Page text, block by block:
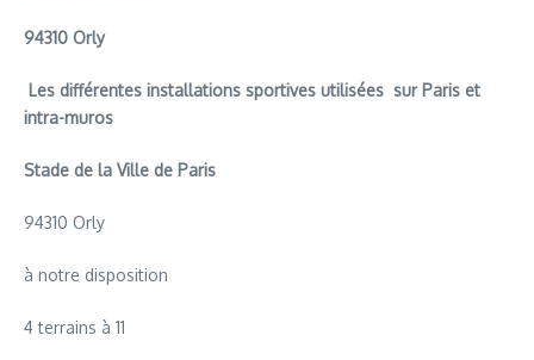
94310 Orly
Les différentes installations sportives utilisées sur Paris et
intra-muros
Stade de la Ville de Paris
94310 Orly
à notre disposition
4 terrains à 11